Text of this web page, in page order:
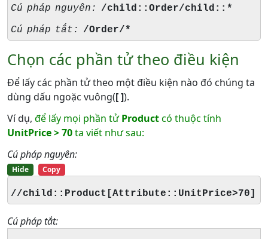
Cú pháp nguyên:
/child::Order/child::*
Cú pháp tắt:
/Order/*
Chọn các phần tử theo điều kiện
Để lấy các phần tử theo một điều kiện nào đó chúng ta
dùng dấu ngoặc vuông([ ]).
Ví dụ, để lấy mọi phần tửProductcó thuộc tính
UnitPrice > 70ta viết như sau:
Cú pháp nguyên:
Hide Copy
//child::Product[Attribute::UnitPrice>70]
Cú pháp tắt: